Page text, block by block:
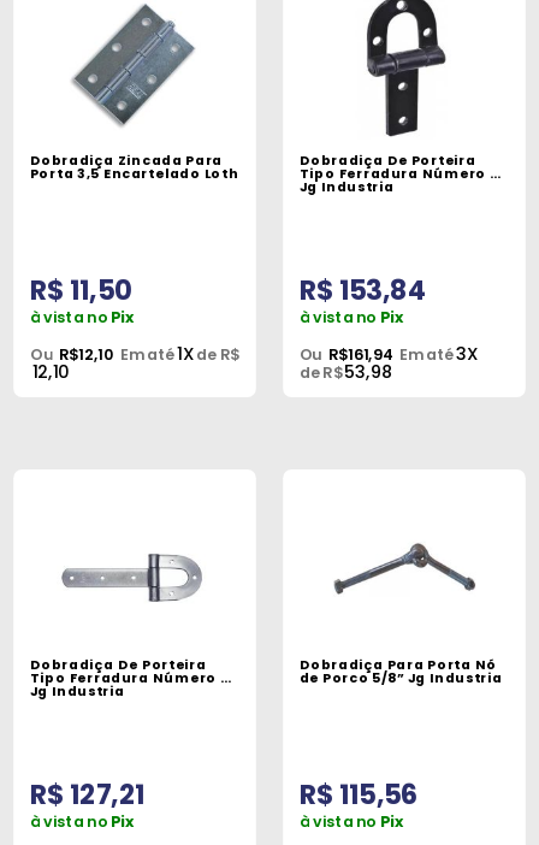
Dobradiça Zincada Para
Porta 3,5 Encartelado Loth
R$ 11,50
à vista no Pix
Ou R$12,10 Em até1Xde R$
12,10
Dobradiça De Porteira
Tipo Ferradura Número 5
Jg Industria
R$ 153,84
à vista no Pix
Ou R$161,94 Em até3X
de R$53,98
Dobradiça De Porteira
Tipo Ferradura Número 6
Jg Industria
R$ 127,21
à vista no Pix
Dobradiça Para Porta Nó
de Porco 5/8” Jg Industria
R$ 115,56
à vista no Pix